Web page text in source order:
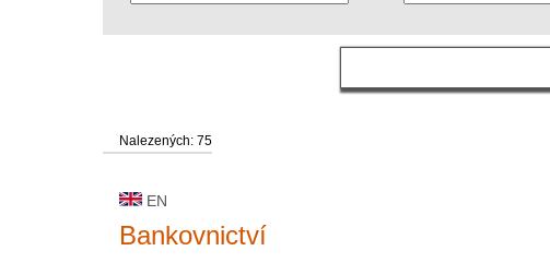
Nalezených: 75
EN
Bankovnictví